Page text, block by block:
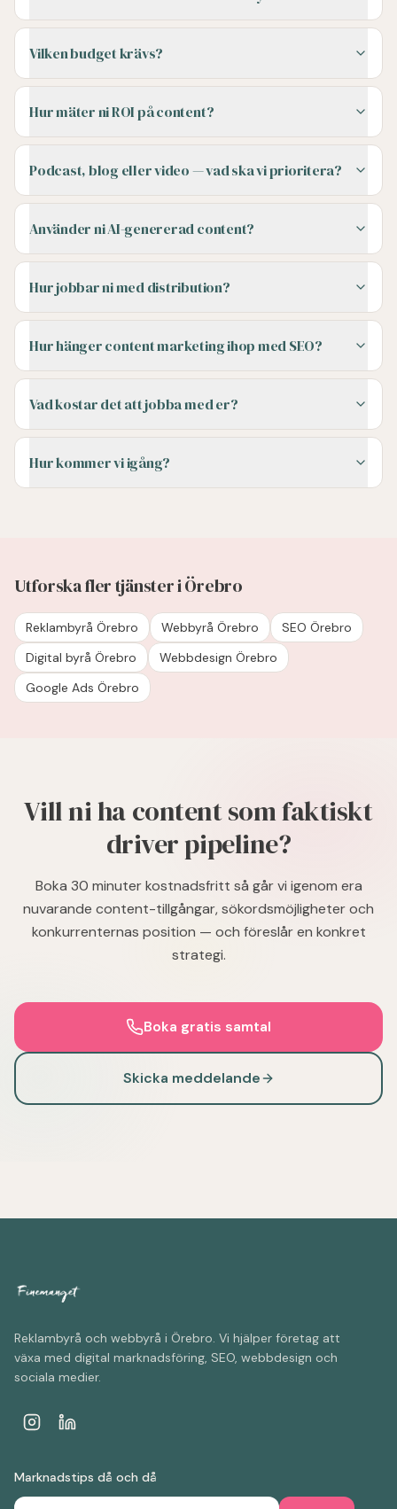
Vilken budget krävs?
Hur mäter ni ROI på content?
Podcast, blog eller video — vad ska vi prioritera?
Använder ni AI-genererad content?
Hur jobbar ni med distribution?
Hur hänger content marketing ihop med SEO?
Vad kostar det att jobba med er?
Hur kommer vi igång?
Utforska fler tjänster i Örebro
Reklambyrå Örebro Webbyrå Örebro
SEO Örebro
Digital byrå Örebro
Webbdesign Örebro
Google Ads Örebro
Vill ni ha content som faktiskt
driver pipeline?
Boka 30 minuter kostnadsfritt så går vi igenom era
nuvarande content-tillgångar, sökordsmöjligheter och
konkurrenternas position — och föreslår en konkret
strategi.
Boka gratis samtal
Skicka meddelande
Reklambyrå och webbyrå i Örebro. Vi hjälper företag att
växa med digital marknadsföring, SEO, webbdesign och
sociala medier.
Marknadstips då och då